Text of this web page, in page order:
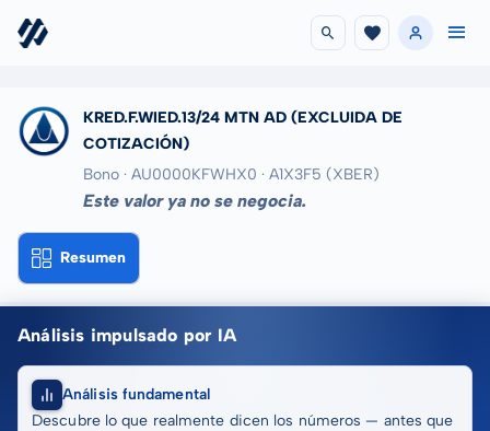
KRED.F.WIED.13/24 MTN AD (EXCLUIDA DE
COTIZACIÓN)
Bono · AU0000KFWHX0 · A1X3F5 (XBER)
Este valor ya no se negocia.
Resumen
Análisis impulsado por IA
Análisis fundamental
Descubre lo que realmente dicen los números — antes que